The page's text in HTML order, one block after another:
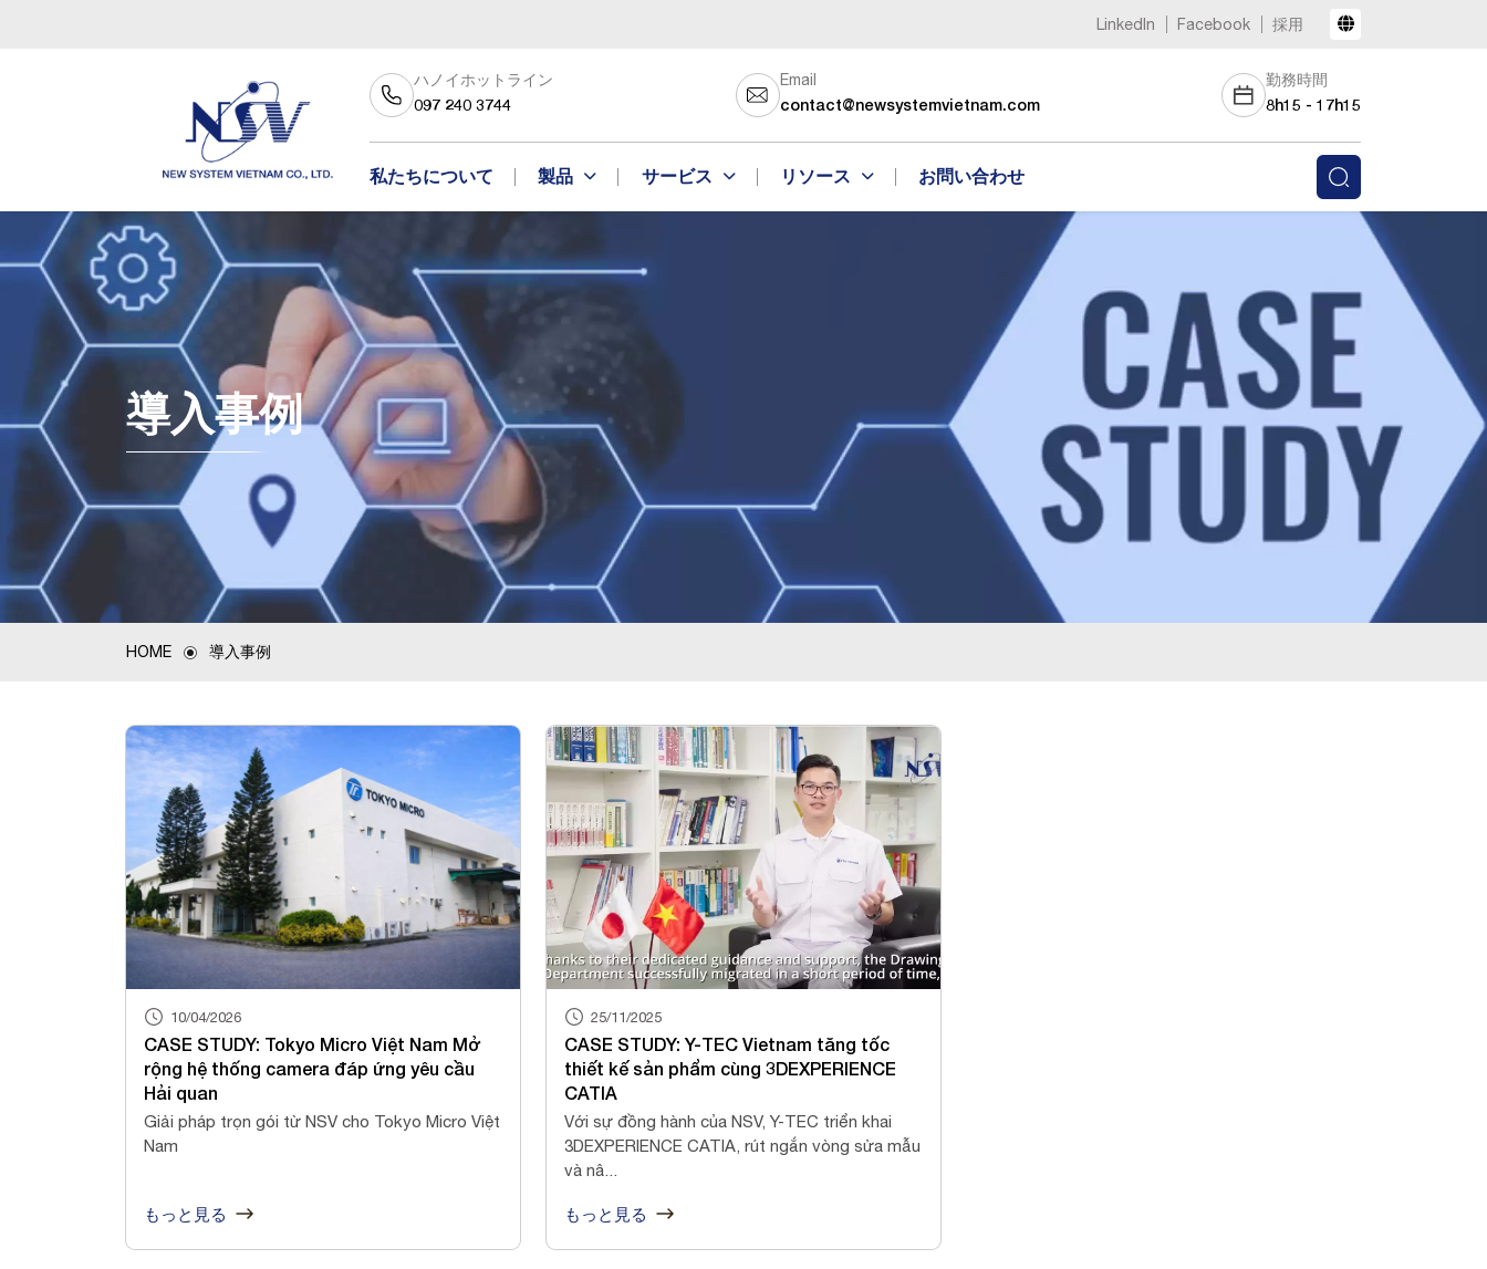
LinkedIn Facebook 採用
ハノイホットライン
097 240 3744
Email
contact@newsystemvietnam.com
勤務時間
8h15 - 17h15
私たちについて 製品 サービス リソース お問い合わせ
導入事例
HOME 導入事例
10/04/2026
CASE STUDY: Tokyo Micro Việt Nam Mở
rộng hệ thống camera đáp ứng yêu cầu
Hải quan
Giải pháp trọn gói từ NSV cho Tokyo Micro Việt
Nam
もっと見る
25/11/2025
CASE STUDY: Y-TEC Vietnam tăng tốc
thiết kế sản phẩm cùng 3DEXPERIENCE
CATIA
Với sự đồng hành của NSV, Y-TEC triển khai
3DEXPERIENCE CATIA, rút ngắn vòng sửa mẫu
và nâ...
もっと見る